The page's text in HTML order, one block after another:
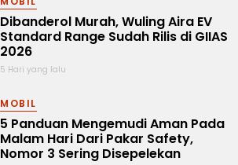
Dibanderol Murah, Wuling Aira EV
Standard Range Sudah Rilis di GIIAS
2026
5 Hari yang lalu
MOBIL
5 Panduan Mengemudi Aman Pada
Malam Hari Dari Pakar Safety,
Nomor 3 Sering Disepelekan